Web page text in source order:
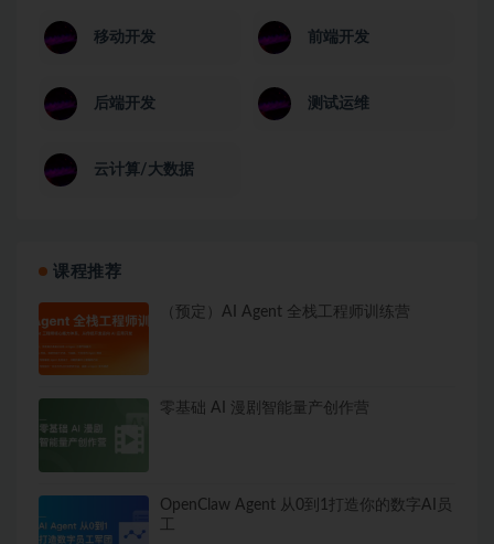
移动开发 前端开发
后端开发 测试运维
云计算/大数据
课程推荐
（预定）AI Agent 全栈工程师训练营
零基础 AI 漫剧智能量产创作营
OpenClaw Agent 从0到1打造你的数字AI员
工